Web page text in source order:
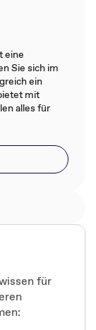
eine
Sie sich im
ein
mit
alles für
für